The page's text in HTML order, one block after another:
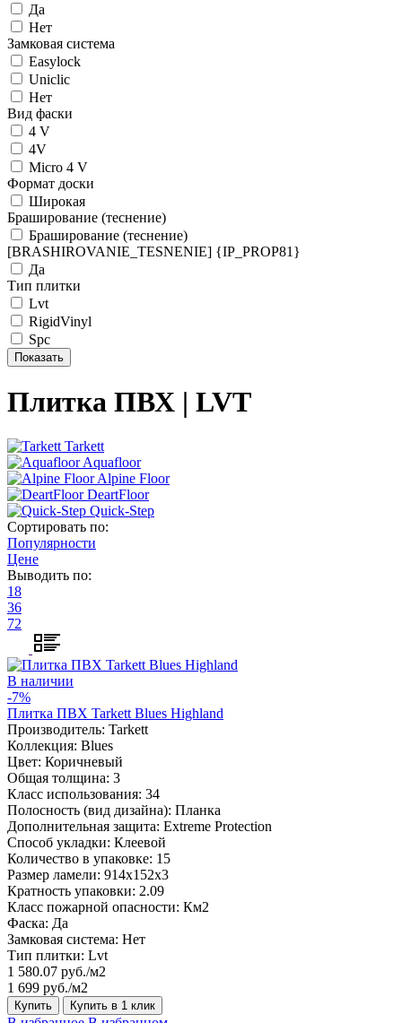
Да
Нет
Замковая система
Easylock
Uniclic
Нет
Вид фаски
4 V
4V
Micro 4 V
Формат доски
Широкая
Браширование (теснение)
Браширование (теснение)
[BRASHIROVANIE_TESNENIE] {IP_PROP81}
Да
Тип плитки
Lvt
RigidVinyl
Spc
Плитка ПВХ | LVT
Tarkett
Aquafloor
Alpine Floor
DeartFloor
Quick-Step
Сортировать по:
Популярности
Цене
Выводить по:
18
36
72
В наличии
-7%
Плитка ПВХ Tarkett Blues Highland
Производитель: Tarkett
Коллекция: Blues
Цвет: Коричневый
Общая толщина: 3
Класс использования: 34
Полосность (вид дизайна): Планка
Дополнительная защита: Extreme Protection
Способ укладки: Клеевой
Количество в упаковке: 15
Размер ламели: 914x152x3
Кратность упаковки: 2.09
Класс пожарной опасности: Км2
Фаска: Да
Замковая система: Нет
Тип плитки: Lvt
1 580.07 руб./м2
1 699 руб./м2
Купить Купить в 1 клик